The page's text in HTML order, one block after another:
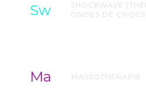
Sw
SHOCKWAVE
ONDES DE
Ma MASSOTHÉRAPIE